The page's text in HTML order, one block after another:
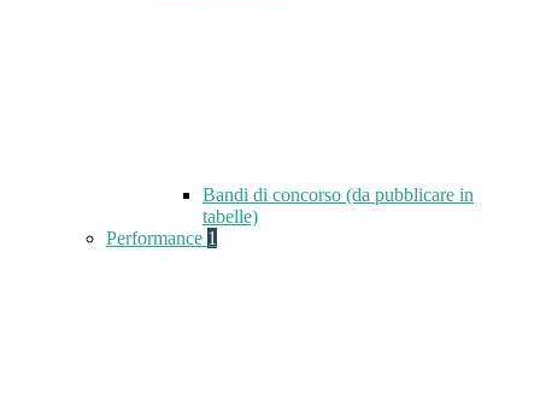
Bandi di concorso (da pubblicare in
tabelle)
Performance 1